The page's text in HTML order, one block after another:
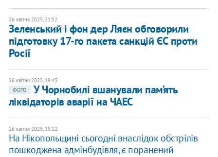
26 квітня 2025, 21:52
Зеленський і фон дер Ляєн обговорили
підготовку 17-го пакета санкцій ЄС проти
Росії
26 квітня 2025, 19:43
ФОТО
У Чорнобилі вшанували пам’ять
ліквідаторів аварії на ЧАЕС
26 квітня 2025, 19:12
На Нікопольщині сьогодні внаслідок обстрілів
пошкоджена адмінбудівля, є поранений